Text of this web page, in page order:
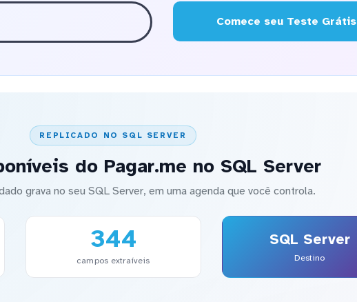
Comece seu Teste Grátis
REPLICADO NO SQL SERVER
do Pagar.me no SQL Server
grava no seu SQL Server, em uma agenda que você controla.
344
campos extraíveis
SQL Server
Destino